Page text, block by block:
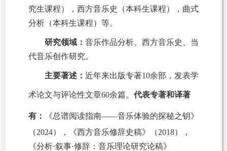
究生课程），西方音乐史（本科生课程），曲式
分析（本科生课程）等。
研究领域： 音乐作品分析、西方音乐史、当
代音乐创作研究。
主要著述： 近年来出版专著10余部，发表学
术论文与评论性文章60余篇。 代表专著和译著
有： 《总谱阅读指南——音乐体验的探秘之钥》
（2024），《西方音乐修辞史稿》（2018），
《分析·叙事·修辞：音乐理论研究论稿》